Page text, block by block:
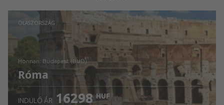
OLASZORSZÁG
honnan: Budapest (BUD)
Róma
INDULÓ ÁR 16298 HUF